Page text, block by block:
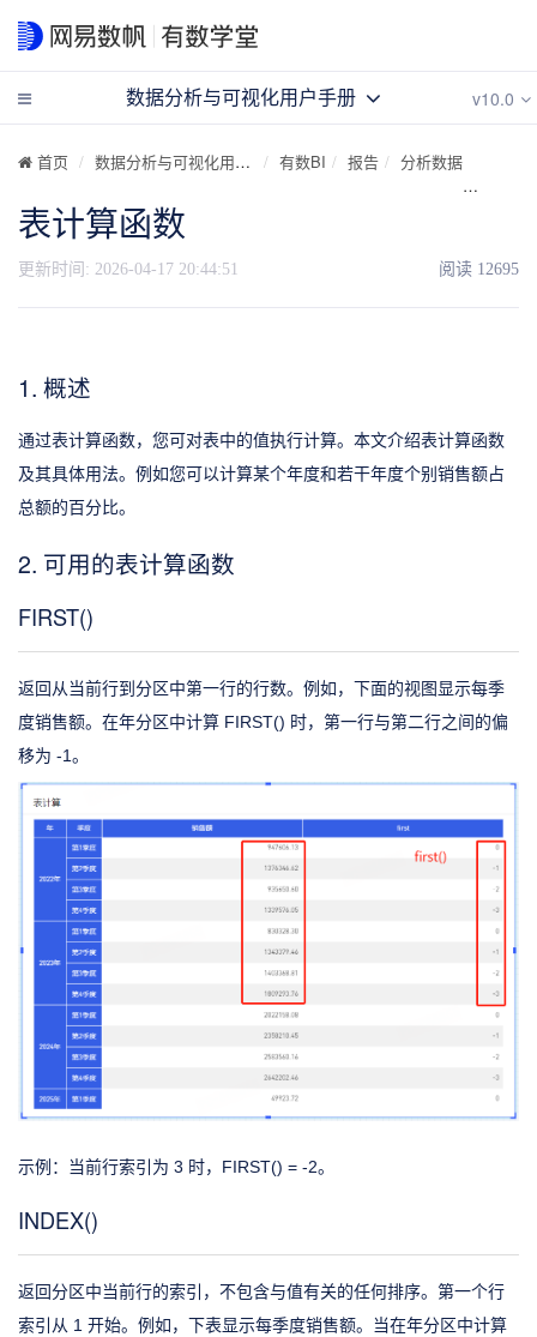
首页 数据分析与可视化用户手册 有数BI 报告 分析数据
表计算函数
更新时间: 2026-04-17 20:44:51 阅读 12695
1. 概述
通过表计算函数，您可对表中的值执行计算。本文介绍表计算函数
及其具体用法。例如您可以计算某个年度和若干年度个别销售额占
总额的百分比。
2. 可用的表计算函数
FIRST()
返回从当前行到分区中第一行的行数。例如，下面的视图显示每季
度销售额。在年分区中计算 FIRST() 时，第一行与第二行之间的偏
移为 -1。
示例：当前行索引为 3 时，FIRST() = -2。
INDEX()
返回分区中当前行的索引，不包含与值有关的任何排序。第一个行
索引从 1 开始。例如，下表显示每季度销售额。当在年分区中计算
数据分析与可视化用户手册 v10.0